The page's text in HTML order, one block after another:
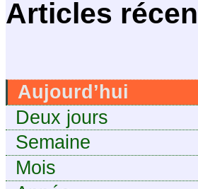
Articles
Aujourd’hui
Deux jours
Semaine
Mois